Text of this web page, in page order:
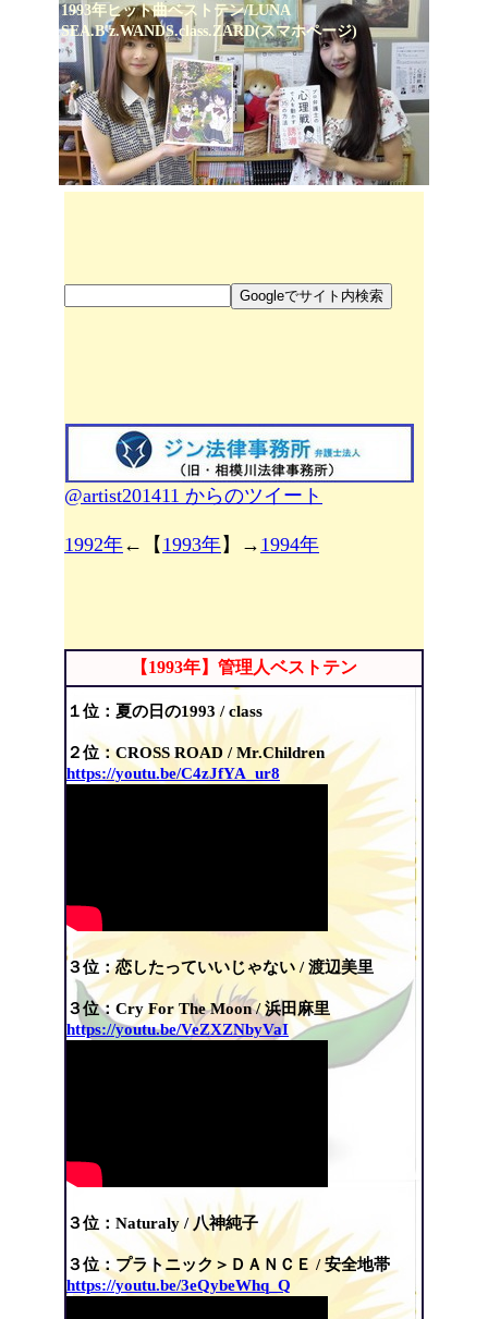
1993年ヒット曲ベストテン/LUNA
SEA.B'z.WANDS.class.ZARD(スマホページ)
@artist201411 からのツイート
1992年←【 1993年】→ 1994年
【1993年】管理人ベストテン
１位： 夏の日の1993 / class
２位：CROSS ROAD / Mr.Children
https://youtu.be/C4zJfYA_ur8
３位：恋したっていいじゃない / 渡辺美里
３位：Cry For The Moon / 浜田麻里
https://youtu.be/VeZXZNbyVaI
３位： Naturaly / 八神純子
３位： プラトニック＞ＤＡＮＣＥ / 安全地帯
https://youtu.be/3eQybeWhq_Q